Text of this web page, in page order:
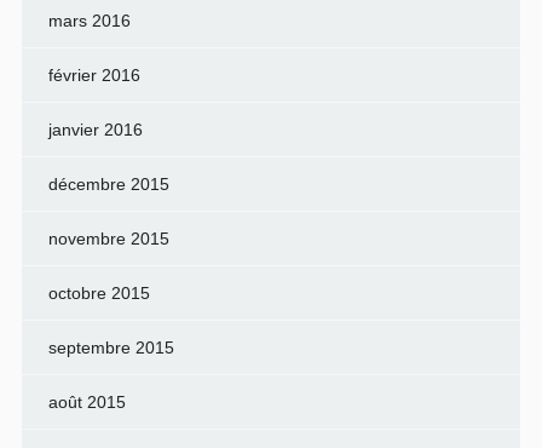
mars 2016
février 2016
janvier 2016
décembre 2015
novembre 2015
octobre 2015
septembre 2015
août 2015